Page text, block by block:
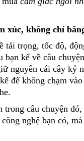
xúc, không chỉ
tải trọng, tốc độ,
bạn kể về câu
nguyên cái cây kỷ
để không chạm
trong câu chuyện
nghệ bạn có,